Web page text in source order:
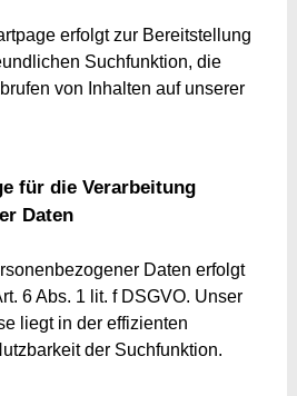
erfolgt zur Bereitstellung
Suchfunktion, die
von Inhalten auf unserer
für die Verarbeitung
Daten
Daten erfolgt
6 Abs. 1 lit. f DSGVO. Unser
liegt in der effizienten
der Suchfunktion.